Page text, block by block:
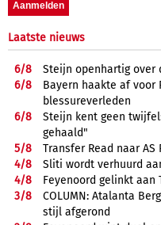
Laatste nieuws
6/8
Steijn openhartig over
6/8
Bayern haakte af
blessureverleden
6/8
Steijn kent geen
gehaald"
5/8
Transfer Read naar AS
4/8
Sliti wordt verhuurd
4/8
Feyenoord gelinkt aan
3/8
COLUMN: Atalanta
stijl afgerond